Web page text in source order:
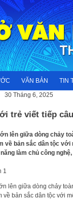
VĂN BẢN TIN
30 Tháng 6, 2025
trẻ viết tiếp
lên giữa dòng chảy
về bản sắc dân tộc
làm chủ công
lên giữa dòng chảy
về bản sắc dân tộc với